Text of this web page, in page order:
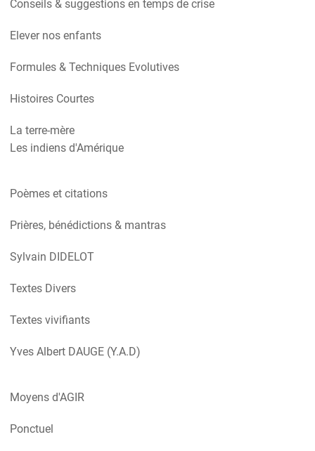
Conseils & suggestions en temps de crise
Elever nos enfants
Formules & Techniques Evolutives
Histoires Courtes
La terre-mère
Les indiens d'Amérique
Poèmes et citations
Prières, bénédictions & mantras
Sylvain DIDELOT
Textes Divers
Textes vivifiants
Yves Albert DAUGE (Y.A.D)
Moyens d'AGIR
Ponctuel